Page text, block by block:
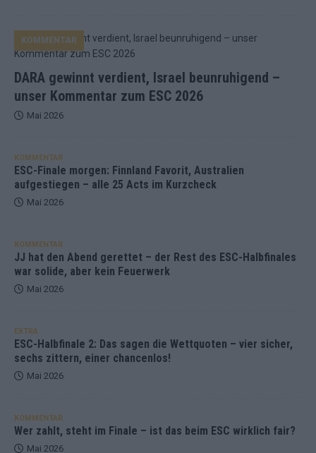
DARA gewinnt verdient, Israel beunruhigend –
unser Kommentar zum ESC 2026
KOMMENTAR
Mai 2026
KOMMENTAR
ESC-Finale morgen: Finnland Favorit, Australien
aufgestiegen – alle 25 Acts im Kurzcheck
Mai 2026
KOMMENTAR
JJ hat den Abend gerettet – der Rest des ESC-Halbfinales
war solide, aber kein Feuerwerk
Mai 2026
EXTRA
ESC-Halbfinale 2: Das sagen die Wettquoten – vier sicher,
sechs zittern, einer chancenlos!
Mai 2026
KOMMENTAR
Wer zahlt, steht im Finale – ist das beim ESC wirklich fair?
Mai 2026